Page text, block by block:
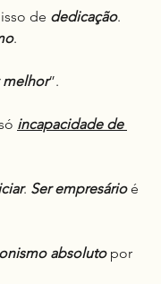
de dedicação.
.
melhor”.
incapacidade de
. Ser empresário é
absoluto por